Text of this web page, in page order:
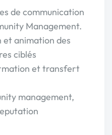
de communication
Management.
animation des
ciblés
et transfert
management,